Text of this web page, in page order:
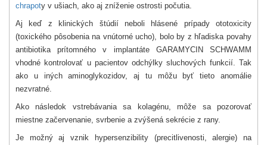
chrapoty v ušiach, ako aj zníženie ostrosti počutia.
Aj keď z klinických štúdií neboli hlásené prípady ototoxicity
(toxického pôsobenia na vnútorné ucho), bolo by z hľadiska povahy
antibiotika prítomného v implantáte GARAMYCIN SCHWAMM
vhodné kontrolovať u pacientov odchýlky sluchových funkcií. Tak
ako u iných aminoglykozidov, aj tu môžu byť tieto anomálie
nezvratné.
Ako následok vstrebávania sa kolagénu, môže sa pozorovať
miestne začervenanie, svrbenie a zvýšená sekrécie z rany.
Je možný aj vznik hypersenzibility (precitlivenosti, alergie) na